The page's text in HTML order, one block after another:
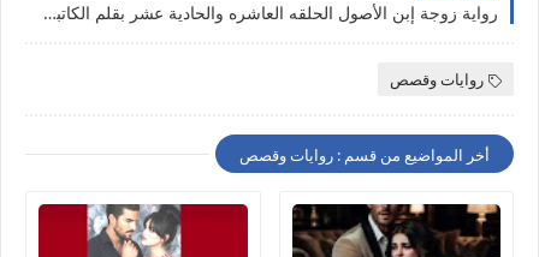
رواية زوجة إبن الأصول الحلقه العاشره والحادية عشر بقلم الكاتبه ملك إبراهيم حصريه وجديده على مدونة النجم المتوهج
روايات وقصص
أخر المواضيع من قسم : روايات وقصص